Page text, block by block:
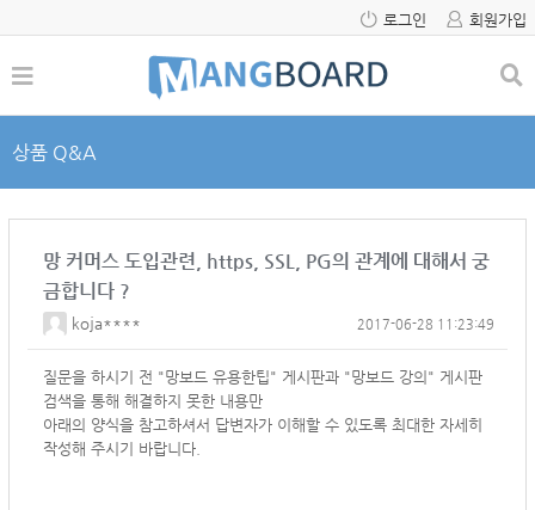
로그인 회원가입
상품 Q&A
망 커머스 도입관련, https, SSL, PG의 관계에 대해서 궁
금합니다 ?
koja**** 2017-06-28 11:23:49
질문을 하시기 전 "망보드 유용한팁" 게시판과 "망보드 강의" 게시판
검색을 통해 해결하지 못한 내용만
아래의 양식을 참고하셔서 답변자가 이해할 수 있도록 최대한 자세히
작성해 주시기 바랍니다.